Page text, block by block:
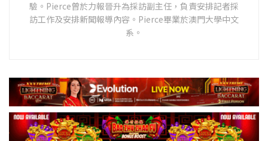
驗。Pierce曾於力報晉升為採訪副主任，負責安排記者採
訪工作及安排新聞報導內容。Pierce畢業於澳門大學中文
系。